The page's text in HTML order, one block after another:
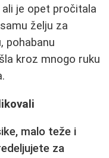
je opet pročitala
želju za
pohabanu
kroz mnogo ruku
malo teže i
za